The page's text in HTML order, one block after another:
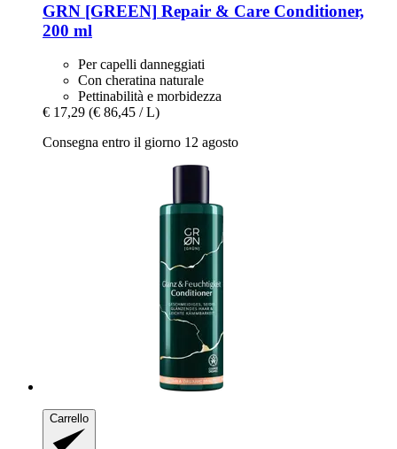
GRN [GREEN] Repair & Care Conditioner,
200 ml
Per capelli danneggiati
Con cheratina naturale
Pettinabilità e morbidezza
€ 17,29 (€ 86,45 / L)
Consegna entro il giorno 12 agosto
Carrello